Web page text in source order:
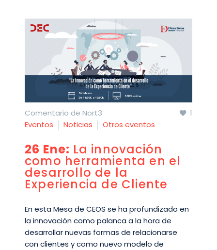
1
Comentario de Nort3
Eventos
Noticias Otros eventos
26 Ene: La innovación
como herramienta en el
desarrollo de la
Experiencia de Cliente
En esta Mesa de CEOS se ha profundizado en
la innovación como palanca a la hora de
desarrollar nuevas formas de relacionarse
con clientes y como nuevo modelo de